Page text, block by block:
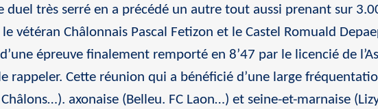
duel très serré en a précédé un autre tout aussi prenant sur
vétéran Châlonnais Pascal Fetizon et le Castel Romuald
épreuve finalement remporté en 8’47 par le licencié de
rappeler. Cette réunion qui a bénéficié d’une large
axonaise (Belleu. FC Laon…) et seine-et-marnaise